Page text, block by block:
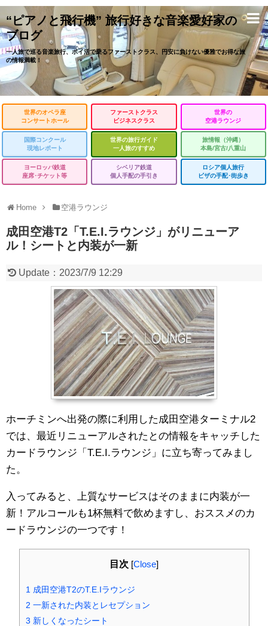
“ピアノと飛行機” 旅行好きな音楽愛好家の
ブログ
一人旅で巡る音楽旅行、ポイ活で乗るファーストクラス、円安に負けない優雅でお得な旅
の情報満載！
世界のオペラ座
コンサートホール
ファーストクラス
ビジネスクラス
世界の
空港ラウンジ
国際コンクール
現地レポート
世界の旅行ガイド
一人旅のすすめ
旅情報（沖縄）
本島/宮古/八重山
ヨーロッパ鉄道
座席･チケット等
シベリア鉄道
個人手配の手引き
ロシア個人旅行
ビザの手配･街歩き
Home 空港ラウンジ
成田空港T2「T.E.I.ラウンジ」がリニューア
ル！シートと内装が一新
Update： 2023/7/9 12:29
ホーチミンへ出発の際に利用した成田空港ターミナル2
では、最近リニューアルされたとの情報をキャッチした
カードラウンジ「T.E.I.ラウンジ」に立ち寄ってみまし
た。
入ってみると、上質なサービスはそのままに内装が一
新！アルコールも1杯無料で飲めますし、おススメのカ
ードラウンジの一つです！
目次 [Close]
1 成田空港T2のT.E.Iラウンジ
2 一新された内装とレセプション
3 新しくなったシート